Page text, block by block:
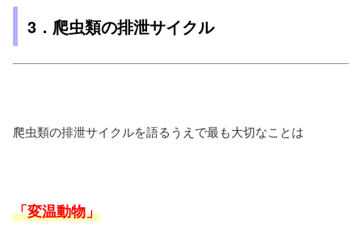
3．爬虫類の排泄サイクル
爬虫類の排泄サイクルを語るうえで最も大切なことは
「変温動物」